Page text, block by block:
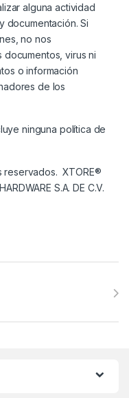
alguna actividad
documentación. Si
no nos
virus ni
o información
de los
ninguna política de
XTORE®
S.A. DE C.V.